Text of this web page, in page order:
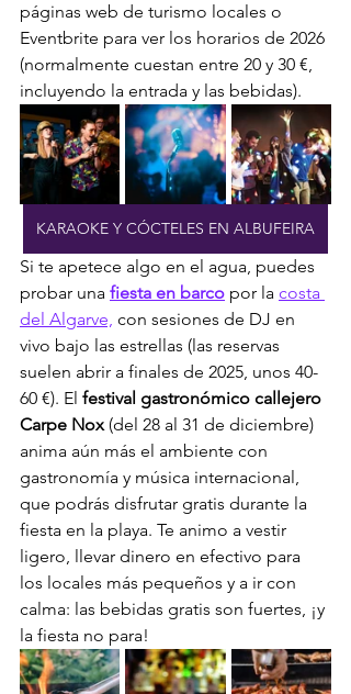
páginas web de turismo locales o
Eventbrite para ver los horarios de 2026
(normalmente cuestan entre 20 y 30 €,
incluyendo la entrada y las bebidas).
KARAOKE Y CÓCTELES EN ALBUFEIRA
Si te apetece algo en el agua, puedes
probar una fiesta en barco por la costa
del Algarve, con sesiones de DJ en
vivo bajo las estrellas (las reservas
suelen abrir a finales de 2025, unos 40-
60 €). El festival gastronómico callejero
Carpe Nox (del 28 al 31 de diciembre)
anima aún más el ambiente con
gastronomía y música internacional,
que podrás disfrutar gratis durante la
fiesta en la playa. Te animo a vestir
ligero, llevar dinero en efectivo para
los locales más pequeños y a ir con
calma: las bebidas gratis son fuertes, ¡y
la fiesta no para!